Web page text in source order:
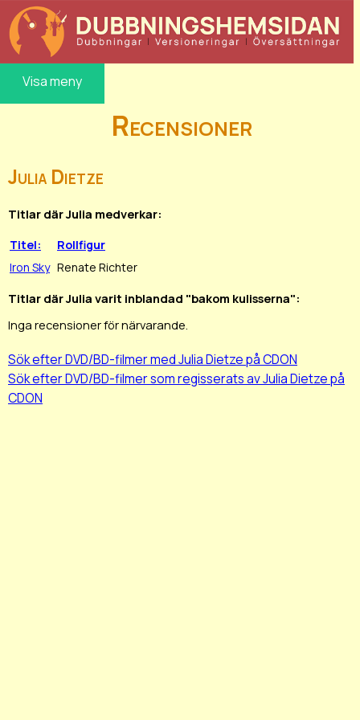
Visa meny
Recensioner
Julia Dietze
Titlar där Julia medverkar:
Titel:
Rollfigur
Iron Sky Renate Richter
Titlar där Julia varit inblandad "bakom kulisserna":
Inga recensioner för närvarande.
Sök efter DVD/BD-filmer med Julia Dietze på CDON
Sök efter DVD/BD-filmer som regisserats av Julia Dietze på
CDON